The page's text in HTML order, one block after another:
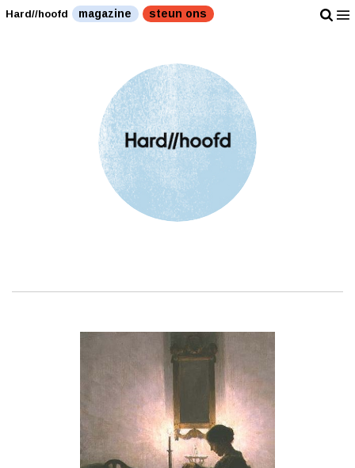
Hard//hoofd magazine steun ons